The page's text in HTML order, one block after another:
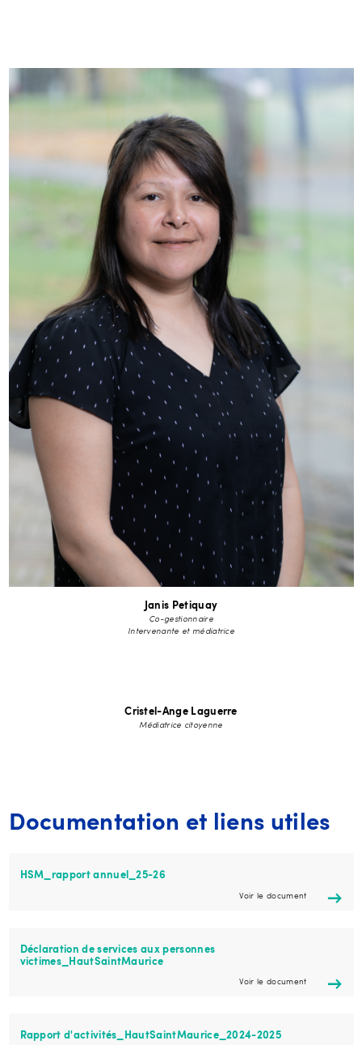
Janis Petiquay
Co-gestionnaire
Intervenante et médiatrice
Cristel-Ange Laguerre
Médiatrice citoyenne
Documentation et liens utiles
HSM_rapport annuel_25-26
Voir le document
Déclaration de services aux personnes
victimes_HautSaintMaurice
Voir le document
Rapport d'activités_HautSaintMaurice_2024-2025